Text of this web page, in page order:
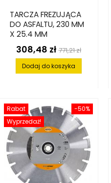
TARCZA FREZUJĄCA
DO ASFALTU, 230 MM
X 25.4 MM
Cena
308,48 zł Cena
podstawowa
771,21 zł
Dodaj do koszyka
-50%
Rabat
Wyprzedaż!